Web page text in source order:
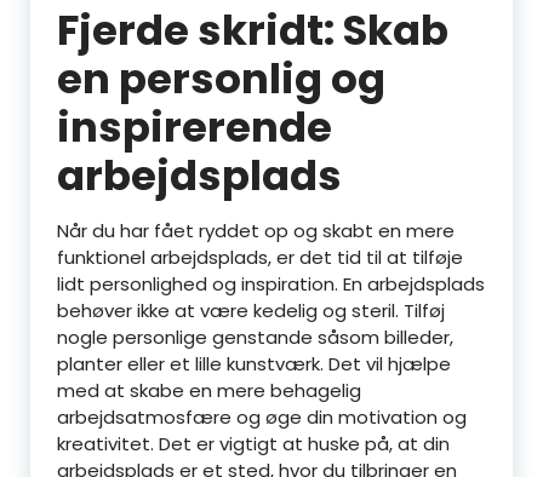
Fjerde skridt: Skab
en personlig og
inspirerende
arbejdsplads
Når du har fået ryddet op og skabt en mere
funktionel arbejdsplads, er det tid til at tilføje
lidt personlighed og inspiration. En arbejdsplads
behøver ikke at være kedelig og steril. Tilføj
nogle personlige genstande såsom billeder,
planter eller et lille kunstværk. Det vil hjælpe
med at skabe en mere behagelig
arbejdsatmosfære og øge din motivation og
kreativitet. Det er vigtigt at huske på, at din
arbejdsplads er et sted, hvor du tilbringer en